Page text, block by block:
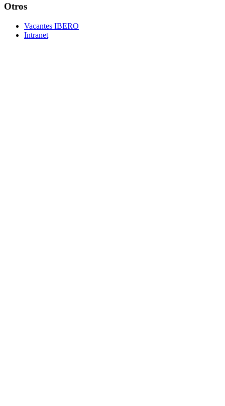
Otros
Vacantes IBERO
Intranet